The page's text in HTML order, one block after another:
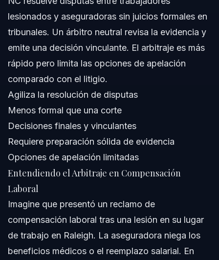
laboral?
¿Cuánto tiempo dura un arbitraje de compensación
Fuentes y Referencias
lesionados y aseguradoras sin juicios formales en
tribunales. Un árbitro neutral revisa la evidencia y
emite una decisión vinculante. El arbitraje es más
rápido pero limita las opciones de apelación
comparado con el litigio.
Agiliza la resolución de disputas
Menos formal que una corte
Decisiones finales y vinculantes
Requiere preparación sólida de evidencia
Opciones de apelación limitadas
Entendiendo el Arbitraje en Compensación
Laboral
Imagine que presentó un reclamo de
compensación laboral tras una lesión en su lugar
de trabajo en Raleigh. La aseguradora niega los
beneficios médicos o el reemplazo salarial. En